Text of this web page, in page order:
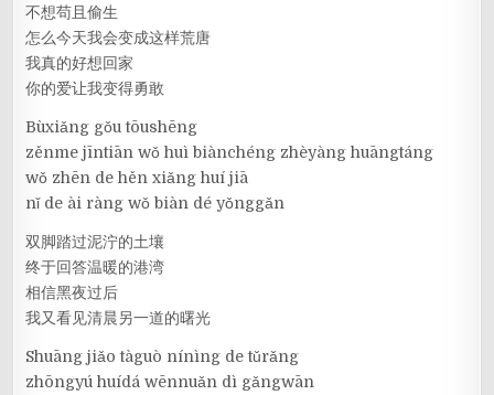
不想苟且偷生
怎么今天我会变成这样荒唐
我真的好想回家
你的爱让我变得勇敢
Bùxiǎng gǒu tōushēng
zěnme jīntiān wǒ huì biànchéng zhèyàng huāngtáng
wǒ zhēn de hěn xiǎng huí jiā
nǐ de ài ràng wǒ biàn dé yǒnggǎn
双脚踏过泥泞的土壤
终于回答温暖的港湾
相信黑夜过后
我又看见清晨另一道的曙光
Shuāng jiǎo tàguò nínìng de tǔrǎng
zhōngyú huídá wēnnuǎn dì gǎngwān